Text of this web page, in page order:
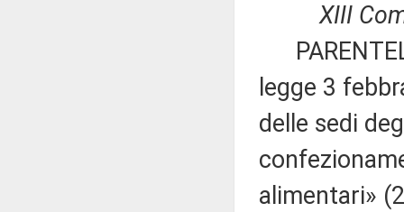
XIII
legge 3
delle sedi
alimentari»